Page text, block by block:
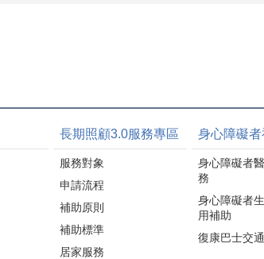
長期照顧3.0服務專區
服務對象
申請流程
補助原則
補助標準
居家服務
身心障礙
身心障礙者
務
身心障礙者
用補助
復康巴士交